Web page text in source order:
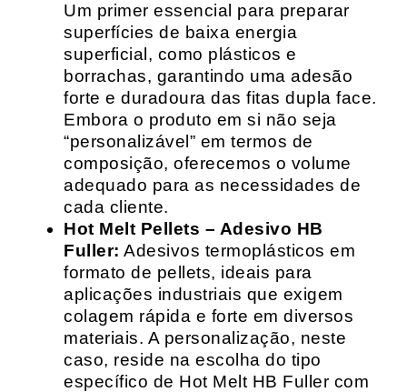
Um primer essencial para preparar
superfícies de baixa energia
superficial, como plásticos e
borrachas, garantindo uma adesão
forte e duradoura das fitas dupla face.
Embora o produto em si não seja
“personalizável” em termos de
composição, oferecemos o volume
adequado para as necessidades de
cada cliente.
Hot Melt Pellets – Adesivo HB
Fuller: Adesivos termoplásticos em
formato de pellets, ideais para
aplicações industriais que exigem
colagem rápida e forte em diversos
materiais. A personalização, neste
caso, reside na escolha do tipo
específico de Hot Melt HB Fuller com